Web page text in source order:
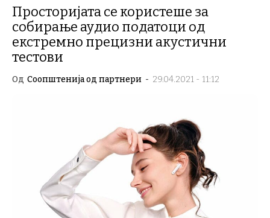
Просторијата се користеше за
собирање аудио податоци од
екстремно прецизни акустични
тестови
Од Соопштенија од партнери - 29.04.2021 - 11:12